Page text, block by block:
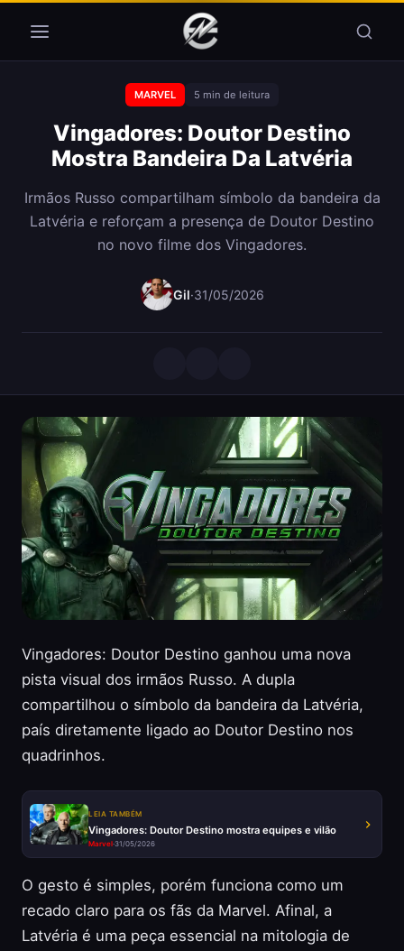
MARVEL 5 min de leitura
Vingadores: Doutor Destino
Mostra Bandeira Da Latvéria
Irmãos Russo compartilham símbolo da bandeira da
Latvéria e reforçam a presença de Doutor Destino
no novo filme dos Vingadores.
Gil·31/05/2026
Vingadores: Doutor Destino ganhou uma nova
pista visual dos irmãos Russo. A dupla
compartilhou o símbolo da bandeira da Latvéria,
país diretamente ligado ao Doutor Destino nos
quadrinhos.
LEIA TAMBÉM
Vingadores: Doutor Destino mostra equipes e vilão
Marvel·31/05/2026
O gesto é simples, porém funciona como um
recado claro para os fãs da Marvel. Afinal, a
Latvéria é uma peça essencial na mitologia de